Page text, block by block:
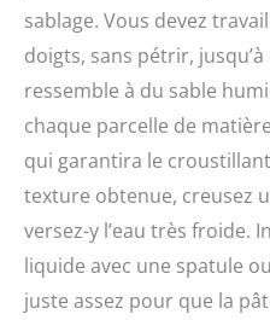
sablage. Vous devez
doigts, sans pétrir,
ressemble à du sable
chaque parcelle de
qui garantira le
texture obtenue, creusez
versez-y l’eau très froide.
liquide avec une spatule
juste assez pour que la